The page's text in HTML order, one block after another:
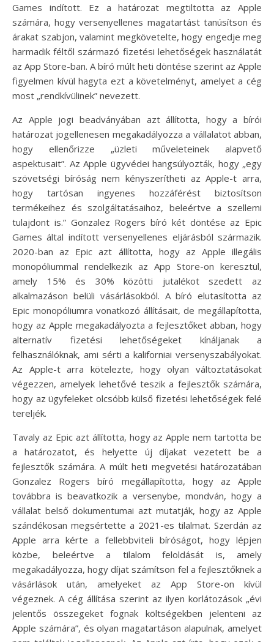
Games indított. Ez a határozat megtiltotta az Apple
számára, hogy versenyellenes magatartást tanúsítson és
árakat szabjon, valamint megkövetelte, hogy engedje meg
harmadik féltől származó fizetési lehetőségek használatát
az App Store-ban. A bíró múlt heti döntése szerint az Apple
figyelmen kívül hagyta ezt a követelményt, amelyet a cég
most „rendkívülinek” nevezett.
Az Apple jogi beadványában azt állította, hogy a bírói
határozat jogellenesen megakadályozza a vállalatot abban,
hogy ellenőrizze „üzleti műveleteinek alapvető
aspektusait”. Az Apple ügyvédei hangsúlyozták, hogy „egy
szövetségi bíróság nem kényszerítheti az Apple-t arra,
hogy tartósan ingyenes hozzáférést biztosítson
termékeihez és szolgáltatásaihoz, beleértve a szellemi
tulajdont is.” Gonzalez Rogers bíró két döntése az Epic
Games által indított versenyellenes eljárásból származik.
2020-ban az Epic azt állította, hogy az Apple illegális
monopóliummal rendelkezik az App Store-on keresztül,
amely 15% és 30% közötti jutalékot szedett az
alkalmazáson belüli vásárlásokból. A bíró elutasította az
Epic monopóliumra vonatkozó állításait, de megállapította,
hogy az Apple megakadályozta a fejlesztőket abban, hogy
alternatív fizetési lehetőségeket kínáljanak a
felhasználóknak, ami sérti a kaliforniai versenyszabályokat.
Az Apple-t arra kötelezte, hogy olyan változtatásokat
végezzen, amelyek lehetővé teszik a fejlesztők számára,
hogy az ügyfeleket olcsóbb külső fizetési lehetőségek felé
tereljék.
Tavaly az Epic azt állította, hogy az Apple nem tartotta be
a határozatot, és helyette új díjakat vezetett be a
fejlesztők számára. A múlt heti megvetési határozatában
Gonzalez Rogers bíró megállapította, hogy az Apple
továbbra is beavatkozik a versenybe, mondván, hogy a
vállalat belső dokumentumai azt mutatják, hogy az Apple
szándékosan megsértette a 2021-es tilalmat. Szerdán az
Apple arra kérte a fellebbviteli bíróságot, hogy lépjen
közbe, beleértve a tilalom feloldását is, amely
megakadályozza, hogy díjat számítson fel a fejlesztőknek a
vásárlások után, amelyeket az App Store-on kívül
végeznek. A cég állítása szerint az ilyen korlátozások „évi
jelentős összegeket fognak költségekben jelenteni az
Apple számára”, és olyan magatartáson alapulnak, amelyet